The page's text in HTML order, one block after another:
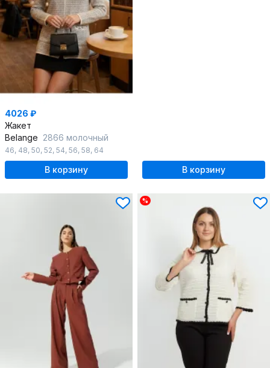
4026 ₽
Жакет
Belange 2866 молочный
46, 48, 50, 52, 54, 56, 58, 64
В корзину В корзину
%